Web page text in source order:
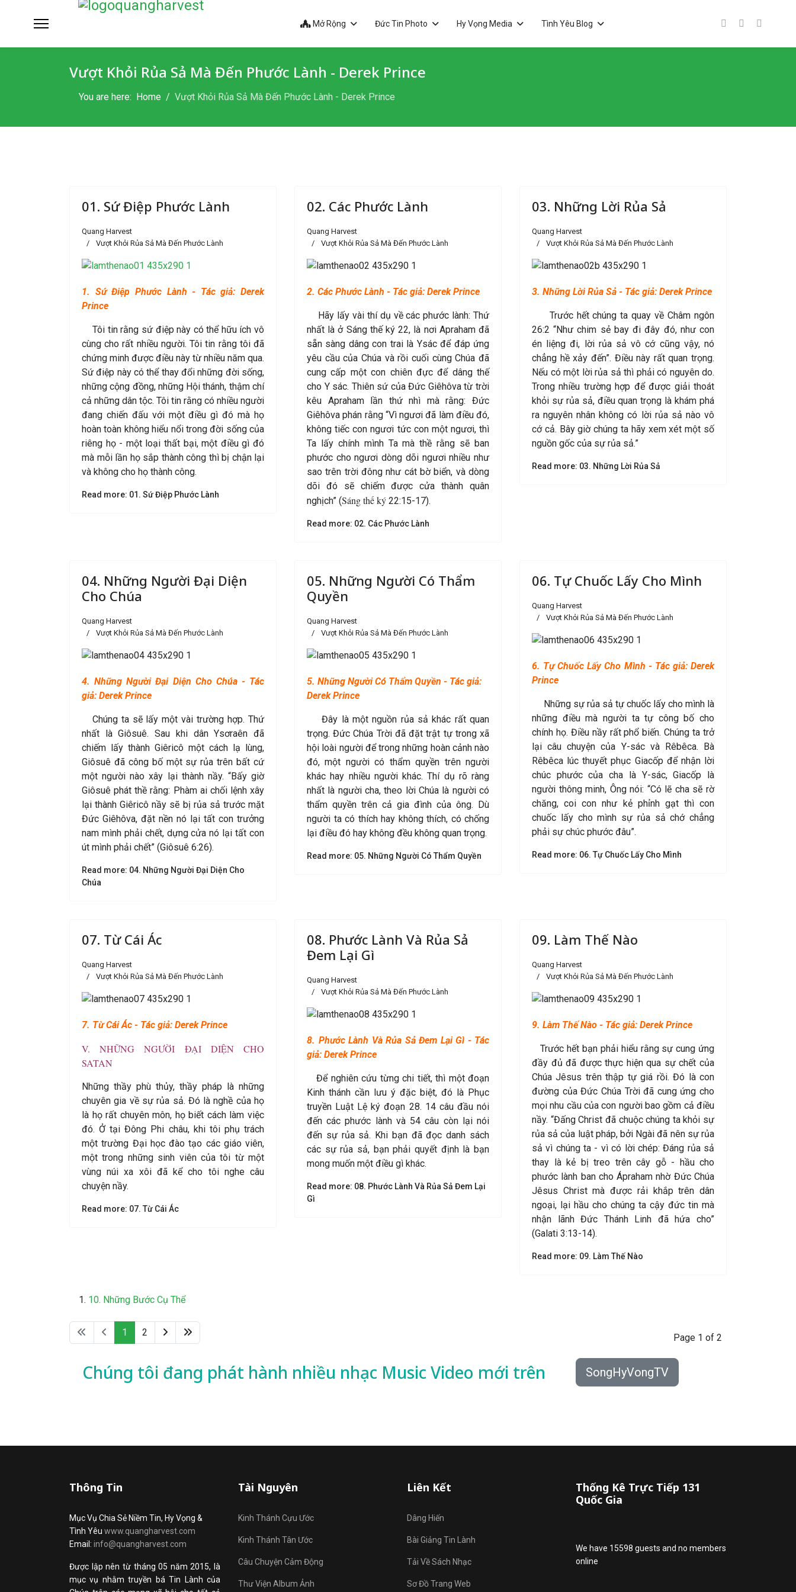
Mở Rộng Đức Tin Photo Hy Vọng Media Tình Yêu Blog
Vượt Khỏi Rủa Sả Mà Đến Phước Lành - Derek Prince
You are here: Home Vượt Khỏi Rủa Sả Mà Đến Phước Lành - Derek Prince
01. Sứ Điệp Phước Lành
Quang Harvest
Vượt Khỏi Rủa Sả Mà Đến Phước Lành
1. Sứ Điệp Phước Lành - Tác giả: Derek
Prince
Tôi tin rằng sứ điệp này có thể hữu ích vô
cùng cho rất nhiều người. Tôi tin rằng tôi đã
chứng minh được điều này từ nhiều năm qua.
Sứ điệp này có thể thay đổi những đời sống,
những cộng đồng, những Hội thánh, thậm chí
cả những dân tộc. Tôi tin rằng có nhiều người
đang chiến đấu với một điều gì đó mà họ
hoàn toàn không hiểu nổi trong đời sống của
riêng họ - một loại thất bại, một điều gì đó
mà mỗi lần họ sắp thành công thì bị chận lại
và không cho họ thành công.
Read more: 01. Sứ Điệp Phước Lành
02. Các Phước Lành
Quang Harvest
Vượt Khỏi Rủa Sả Mà Đến Phước Lành
2. Các Phước Lành - Tác giả: Derek Prince
Hãy lấy vài thí dụ về các phước lành: Thứ
nhất là ở Sáng thế ký 22, là nơi Apraham đã
sẵn sàng dâng con trai là Ysác để đáp ứng
yêu cầu của Chúa và rồi cuối cùng Chúa đã
cung cấp một con chiên đực để dâng thế
cho Y sác. Thiên sứ của Đức Giêhôva từ trời
kêu Apraham lần thứ nhì mà rằng: Đức
Giêhôva phán rằng “Vì ngươi đã làm điều đó,
không tiếc con ngươi tức con một ngươi, thì
Ta lấy chính mình Ta mà thề rằng sẽ ban
phước cho ngươi dòng dõi ngươi nhiều như
sao trên trời đông như cát bờ biển, và dòng
dõi đó sẽ chiếm được cửa thành quân
nghịch” (Sáng thế ký 22:15-17).
Read more: 02. Các Phước Lành
03. Những Lời Rủa Sả
Quang Harvest
Vượt Khỏi Rủa Sả Mà Đến Phước Lành
3. Những Lời Rủa Sả - Tác giả: Derek Prince
Trước hết chúng ta quay về Châm ngôn
26:2 “Như chim sẻ bay đi đây đó, như con
én liệng đi, lời rủa sả vô cớ cũng vậy, nó
chẳng hề xảy đến”. Điều này rất quan trọng.
Nếu có một lời rủa sả thì phải có nguyên do.
Trong nhiều trường hợp để được giải thoát
khỏi sự rủa sả, điều quan trọng là khám phá
ra nguyên nhân không có lời rủa sả nào vô
cớ cả. Bây giờ chúng ta hãy xem xét một số
nguồn gốc của sự rủa sả.”
Read more: 03. Những Lời Rủa Sả
04. Những Người Đại Diện
Cho Chúa
Quang Harvest
Vượt Khỏi Rủa Sả Mà Đến Phước Lành
4. Những Người Đại Diện Cho Chúa - Tác
giả: Derek Prince
Chúng ta sẽ lấy một vài trường hợp. Thứ
nhất là Giôsuê. Sau khi dân Ysơraên đã
chiếm lấy thành Giêricô một cách lạ lùng,
Giôsuê đã công bố một sự rủa trên bất cứ
một người nào xây lại thành nầy. “Bấy giờ
Giôsuê phát thề rằng: Phàm ai chối lệnh xây
lại thành Giêricô nầy sẽ bị rủa sả trước mặt
Đức Giêhôva, đặt nền nó lại tất con trưởng
nam mình phải chết, dựng cửa nó lại tất con
út mình phải chết” (Giôsuê 6:26).
Read more: 04. Những Người Đại Diện Cho
Chúa
05. Những Người Có Thẩm
Quyền
Quang Harvest
Vượt Khỏi Rủa Sả Mà Đến Phước Lành
5. Những Người Có Thẩm Quyền - Tác giả:
Derek Prince
Đây là một nguồn rủa sả khác rất quan
trọng. Đức Chúa Trời đã đặt trật tự trong xã
hội loài người để trong những hoàn cảnh nào
đó, một người có thẩm quyền trên người
khác hay nhiều người khác. Thí dụ rõ ràng
nhất là người cha, theo lời Chúa là người có
thẩm quyền trên cả gia đình của ông. Dù
người ta có thích hay không thích, có chống
lại điều đó hay không đều không quan trọng.
Read more: 05. Những Người Có Thẩm Quyền
06. Tự Chuốc Lấy Cho Mình
Quang Harvest
Vượt Khỏi Rủa Sả Mà Đến Phước Lành
6. Tự Chuốc Lấy Cho Mình - Tác giả: Derek
Prince
Những sự rủa sả tự chuốc lấy cho mình là
những điều mà người ta tự công bố cho
chính họ. Điều nầy rất phổ biến. Chúng ta trở
lại câu chuyện của Y-sác và Rêbêca. Bà
Rêbêca lúc thuyết phục Giacốp để nhận lời
chúc phước của cha là Y-sác, Giacốp là
người thông minh, Ông nói: “Có lẽ cha sẽ rờ
chăng, coi con như kẻ phỉnh gạt thì con
chuốc lấy cho mình sự rủa sả chớ chẳng
phải sự chúc phước đâu”.
Read more: 06. Tự Chuốc Lấy Cho Mình
07. Từ Cái Ác
Quang Harvest
Vượt Khỏi Rủa Sả Mà Đến Phước Lành
7. Từ Cái Ác - Tác giả: Derek Prince
V. NHỮNG NGƯỜI ĐẠI DIỆN CHO
SATAN
Những thầy phù thủy, thầy pháp là những
chuyên gia về sự rủa sả. Đó là nghề của họ
là họ rất chuyên môn, họ biết cách làm việc
đó. Ở tại Đông Phi châu, khi tôi phụ trách
một trường Đại học đào tạo các giáo viên,
một trong những sinh viên của tôi từ một
vùng núi xa xôi đã kể cho tôi nghe câu
chuyện nầy.
Read more: 07. Từ Cái Ác
08. Phước Lành Và Rủa Sả
Đem Lại Gì
Quang Harvest
Vượt Khỏi Rủa Sả Mà Đến Phước Lành
8. Phước Lành Và Rủa Sả Đem Lại Gì - Tác
giả: Derek Prince
Để nghiên cứu từng chi tiết, thì một đoạn
Kinh thánh cần lưu ý đặc biệt, đó là Phục
truyền Luật Lệ ký đoạn 28. 14 câu đầu nói
đến các phước lành và 54 câu còn lại nói
đến sự rủa sả. Khi bạn đã đọc danh sách
các sự rủa sả, bạn phải quyết định là bạn
mong muốn một điều gì khác.
Read more: 08. Phước Lành Và Rủa Sả Đem Lại
Gì
09. Làm Thế Nào
Quang Harvest
Vượt Khỏi Rủa Sả Mà Đến Phước Lành
9. Làm Thế Nào - Tác giả: Derek Prince
Trước hết bạn phải hiểu rằng sự cung ứng
đầy đủ đã được thực hiện qua sự chết của
Chúa Jêsus trên thập tự giá rồi. Đó là con
đường của Đức Chúa Trời đã cung ứng cho
mọi nhu cầu của con người bao gồm cả điều
nầy. “Đấng Christ đã chuộc chúng ta khỏi sự
rủa sả của luật pháp, bởi Ngài đã nên sự rủa
sả vì chúng ta - vì có lời chép: Đáng rủa sả
thay là kẻ bị treo trên cây gỗ - hầu cho
phước lành ban cho Ápraham nhờ Đức Chúa
Jêsus Christ mà được rải khắp trên dân
ngoại, lại hầu cho chúng ta cậy đức tin mà
nhận lãnh Đức Thánh Linh đã hứa cho”
(Galati 3:13-14).
Read more: 09. Làm Thế Nào
10. Những Bước Cụ Thể
Page 1 of 2
1 2
Chúng tôi đang phát hành nhiều nhạc Music Video mới trên SongHyVongTV
Thông Tin
Mục Vụ Chia Sẻ Niềm Tin, Hy Vọng &
Tình Yêu www.quangharvest.com
Email: info@quangharvest.com
Được lập nên từ tháng 05 năm 2015, là
mục vụ nhằm truyền bá Tin Lành của
Tài Nguyên
Kinh Thánh Cựu Ước
Kinh Thánh Tân Ước
Câu Chuyện Cảm Động
Thư Viện Album Ảnh
Liên Kết
Dâng Hiến
Bài Giảng Tin Lành
Tải Về Sách Nhạc
Sơ Đồ Trang Web
Thống Kê Trực Tiếp 131
Quốc Gia
We have 15598 guests and no members
online